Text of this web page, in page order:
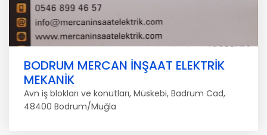
BODRUM MERCAN İNŞAAT ELEKTRİK
MEKANİK
Avn iş blokları ve konutları, Müskebi, Badrum Cad,
48400 Bodrum/Muğla